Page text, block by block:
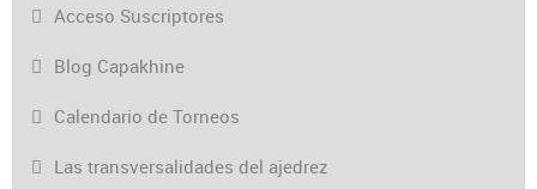
Acceso Suscriptores
Blog Capakhine
Calendario de Torneos
Las transversalidades del ajedrez